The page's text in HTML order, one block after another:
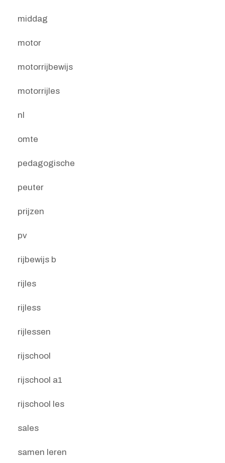
middag
motor
motorrijbewijs
motorrijles
nl
omte
pedagogische
peuter
prijzen
pv
rijbewijs b
rijles
rijless
rijlessen
rijschool
rijschool a1
rijschool les
sales
samen leren